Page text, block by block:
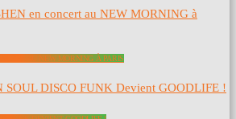
AU NEW MORNING À PARIS